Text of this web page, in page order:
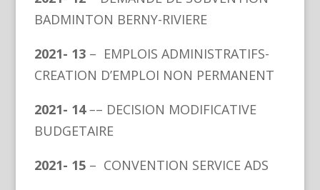
BADMINTON BERNY-RIVIERE
2021- 13– EMPLOIS ADMINISTRATIFS-
CREATION D’EMPLOI NON PERMANENT
2021- 14–– DECISION MODIFICATIVE
BUDGETAIRE
2021- 15– CONVENTION SERVICE ADS